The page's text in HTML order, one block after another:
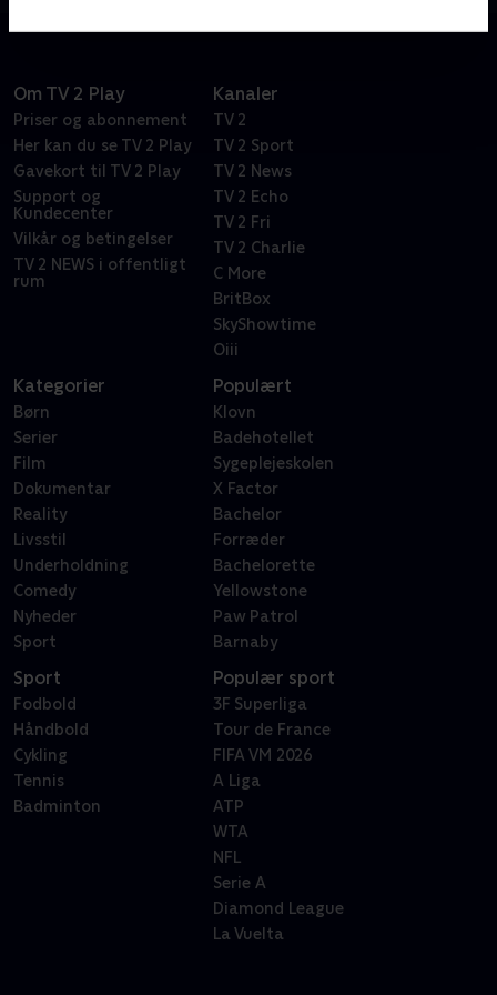
Om TV 2 Play
Priser og abonnement
Her kan du se TV 2 Play
Gavekort til TV 2 Play
Support og
Kundecenter
Vilkår og betingelser
TV 2 NEWS i offentligt
rum
Kanaler
TV 2
TV 2 Sport
TV 2 News
TV 2 Echo
TV 2 Fri
TV 2 Charlie
C More
BritBox
SkyShowtime
Oiii
Kategorier
Børn
Serier
Film
Dokumentar
Reality
Livsstil
Underholdning
Comedy
Nyheder
Sport
Populært
Klovn
Badehotellet
Sygeplejeskolen
X Factor
Bachelor
Forræder
Bachelorette
Yellowstone
Paw Patrol
Barnaby
Sport
Fodbold
Håndbold
Cykling
Tennis
Badminton
Populær sport
3F Superliga
Tour de France
FIFA VM 2026
A Liga
ATP
WTA
NFL
Serie A
Diamond League
La Vuelta